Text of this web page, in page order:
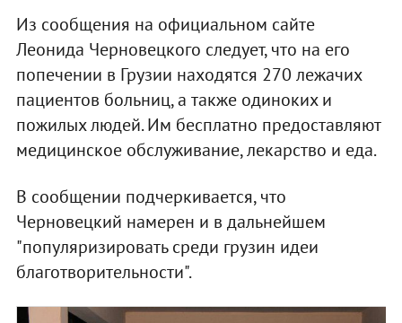
Из сообщения на официальном сайте
Леонида Черновецкого следует, что на его
попечении в Грузии находятся 270 лежачих
пациентов больниц, а также одиноких и
пожилых людей. Им бесплатно предоставляют
медицинское обслуживание, лекарство и еда.
В сообщении подчеркивается, что
Черновецкий намерен и в дальнейшем
"популяризировать среди грузин идеи
благотворительности".